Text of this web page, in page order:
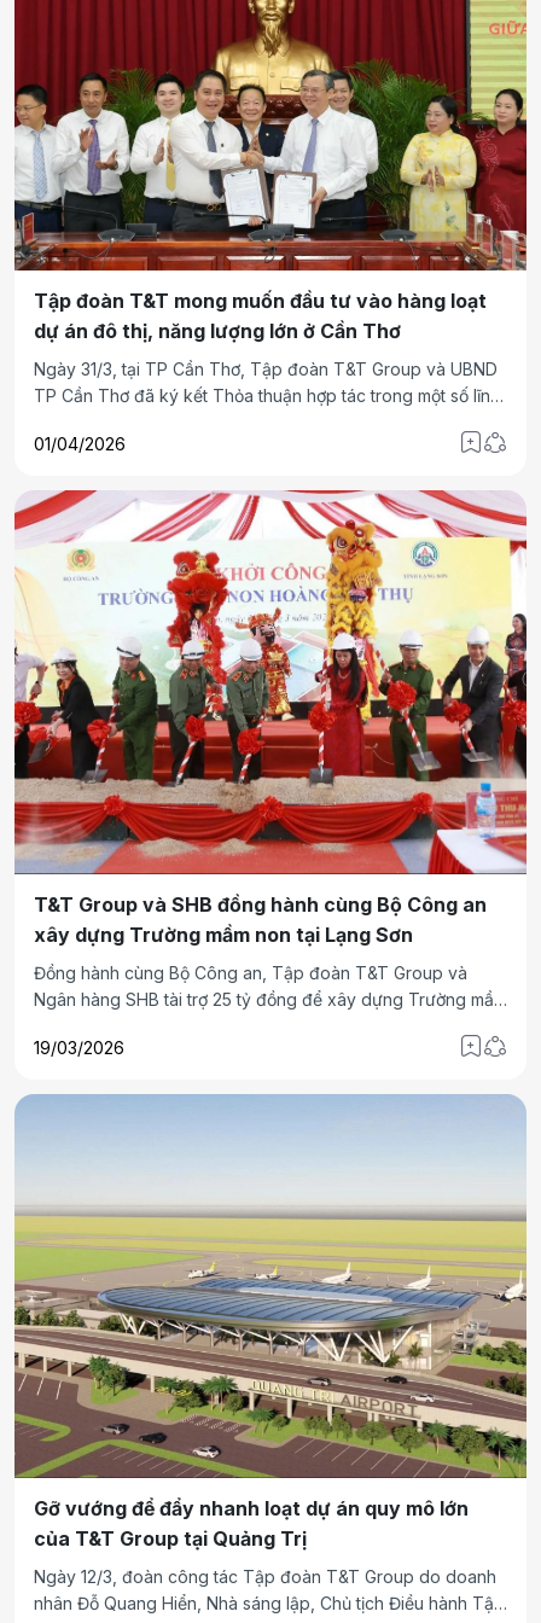
Tập đoàn T&T mong muốn đầu tư vào hàng loạt
dự án đô thị, năng lượng lớn ở Cần Thơ
Ngày 31/3, tại TP Cần Thơ, Tập đoàn T&T Group và UBND
TP Cần Thơ đã ký kết Thỏa thuận hợp tác trong một số lĩnh
thể thao, giáo dục đào tạo và đổi mới sáng tạo; năng lượng
01/04/2026
T&T Group và SHB đồng hành cùng Bộ Công an
xây dựng Trường mầm non tại Lạng Sơn
Đồng hành cùng Bộ Công an, Tập đoàn T&T Group và
Ngân hàng SHB tài trợ 25 tỷ đồng để xây dựng Trường mầm
góp phần hoàn thiện hạ tầng giáo dục cơ sở, tạo nền tảng
19/03/2026
Gỡ vướng để đẩy nhanh loạt dự án quy mô lớn
của T&T Group tại Quảng Trị
Ngày 12/3, đoàn công tác Tập đoàn T&T Group do doanh
nhân Đỗ Quang Hiển, Nhà sáng lập, Chủ tịch Điều hành Tập